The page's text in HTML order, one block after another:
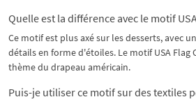
Quelle est la différence avec le motif
Ce motif est plus axé sur les desserts, avec
détails en forme d'étoiles. Le motif USA Flag
thème du drapeau américain.
Puis-je utiliser ce motif sur des textiles